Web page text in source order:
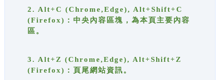
2. Alt+C (Chrome,Edge), Alt+Shift+C
(Firefox)：中央內容區塊，為本頁主要內容
區。
3. Alt+Z (Chrome,Edge), Alt+Shift+Z
(Firefox)：頁尾網站資訊。